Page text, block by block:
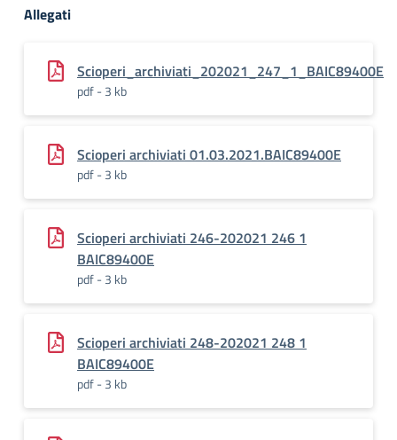
Allegati
Scioperi_archiviati_202021_247_1_BAIC89400E
pdf - 3 kb
Scioperi archiviati 01.03.2021.BAIC89400E
pdf - 3 kb
Scioperi archiviati 246-202021 246 1
BAIC89400E
pdf - 3 kb
Scioperi archiviati 248-202021 248 1
BAIC89400E
pdf - 3 kb